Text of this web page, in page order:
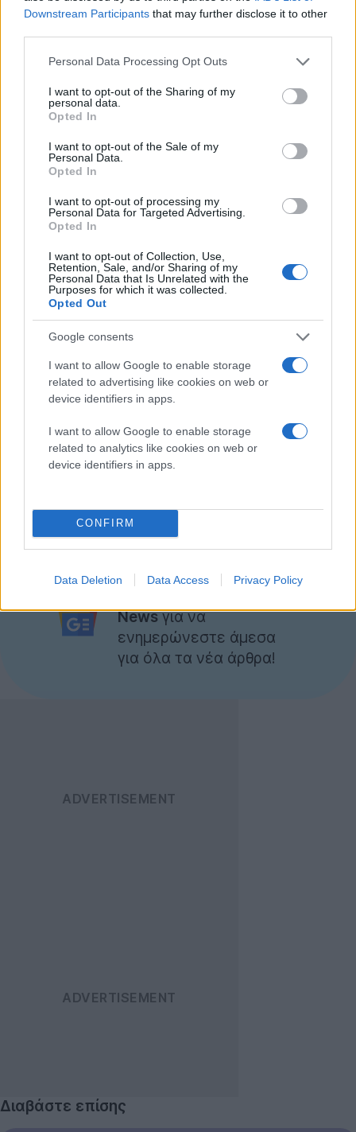
Downstream Participants that may further disclose it to other
Please note that this website/app uses one or more Google
not limited to your visit or usage behaviour. You may click to
grant or deny consent to Google and its third-party tags to
use your data for below specified purposes in below Google
consent section.
Personal Data Processing Opt Outs
I want to opt-out of the Sharing of my
personal data.
Opted In
I want to opt-out of the Sale of my
Personal Data.
Opted In
I want to opt-out of processing my
Personal Data for Targeted Advertising.
Opted In
I want to opt-out of Collection, Use,
Retention, Sale, and/or Sharing of my
Personal Data that Is Unrelated with the
Purposes for which it was collected.
Opted Out
Google consents
I want to allow Google to enable storage
related to advertising like cookies on web or
device identifiers in apps.
I want to allow Google to enable storage
related to analytics like cookies on web or
device identifiers in apps.
CONFIRM
Data Deletion Data Access Privacy Policy
[Thanks Andronikos]
Ακολουθήστε το
Newsγια να
ενημερώνεστε άμεσα
για όλα τα νέα άρθρα!
Διαβάστε επίσης